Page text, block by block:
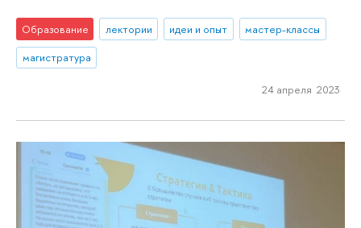
Образование лектории идеи и опыт
мастер-классы
магистратура
24 апреля 2023